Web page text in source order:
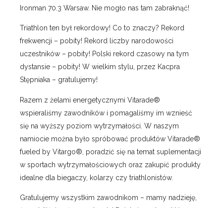
Ironman 70.3 Warsaw. Nie mogło nas tam zabraknąć!
Triathlon ten był rekordowy! Co to znaczy? Rekord
frekwencji – pobity! Rekord liczby narodowości
uczestników – pobity! Polski rekord czasowy na tym
dystansie – pobity! W wielkim stylu, przez Kacpra
Stępniaka – gratulujemy!
Razem z żelami energetycznymi Vitarade®
wspieraliśmy zawodników i pomagaliśmy im wznieść
się na wyższy poziom wytrzymałości. W naszym
namiocie można było spróbować produktów Vitarade®
fueled by Vitargo®, poradzić się na temat suplementacji
w sportach wytrzymałościowych oraz zakupić produkty
idealne dla biegaczy, kolarzy czy triathlonistów.
Gratulujemy wszystkim zawodnikom – mamy nadzieję,